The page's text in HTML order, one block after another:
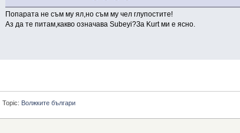
Попарата не съм му ял,но съм му чел глупостите!
Аз да те питам,какво означава Subeyi?За Kurt ми е ясно.
Topic: Волжките българи